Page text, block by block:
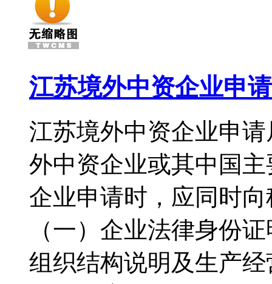
江苏境外中资企业申
江苏境外中资企业申
外中资企业或其中国
企业申请时，应同
（一）企业法律身
组织结构说明及生产